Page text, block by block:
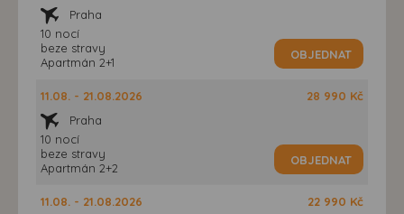
Praha
10 nocí
beze stravy
Apartmán 2+1
OBJEDNAT
11.08. - 21.08.2026
Praha
10 nocí
beze stravy
Apartmán 2+2
28 990 Kč
OBJEDNAT
11.08. - 21.08.2026
22 990 Kč